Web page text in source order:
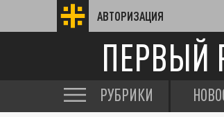
АВТОРИЗАЦИЯ
ПЕРВЫЙ
РУБРИКИ